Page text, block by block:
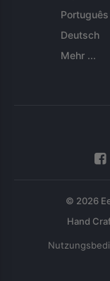
Português
Deutsch
Mehr ...
© 2026